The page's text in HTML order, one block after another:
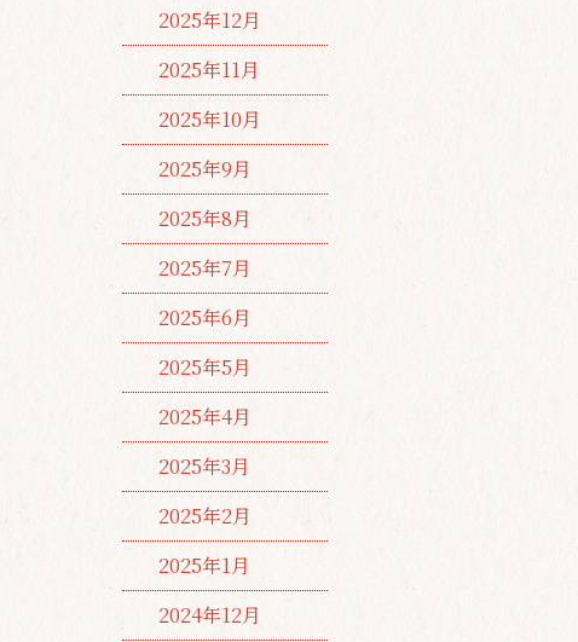
2025年12月
2025年11月
2025年10月
2025年9月
2025年8月
2025年7月
2025年6月
2025年5月
2025年4月
2025年3月
2025年2月
2025年1月
2024年12月